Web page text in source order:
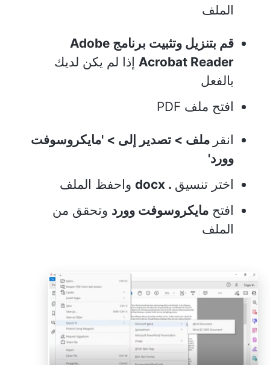
الملف
قم بتنزيل وتثبيت برنامج Adobe
Acrobat Reader إذا لم يكن لديك
بالفعل
افتح ملف PDF
انقر ملف > تصدير إلى > 'مايكروسوفت
وورد'
اختر تنسيق . docx
واحفظ الملف
افتح مايكروسوفت وورد وتحقق من
الملف